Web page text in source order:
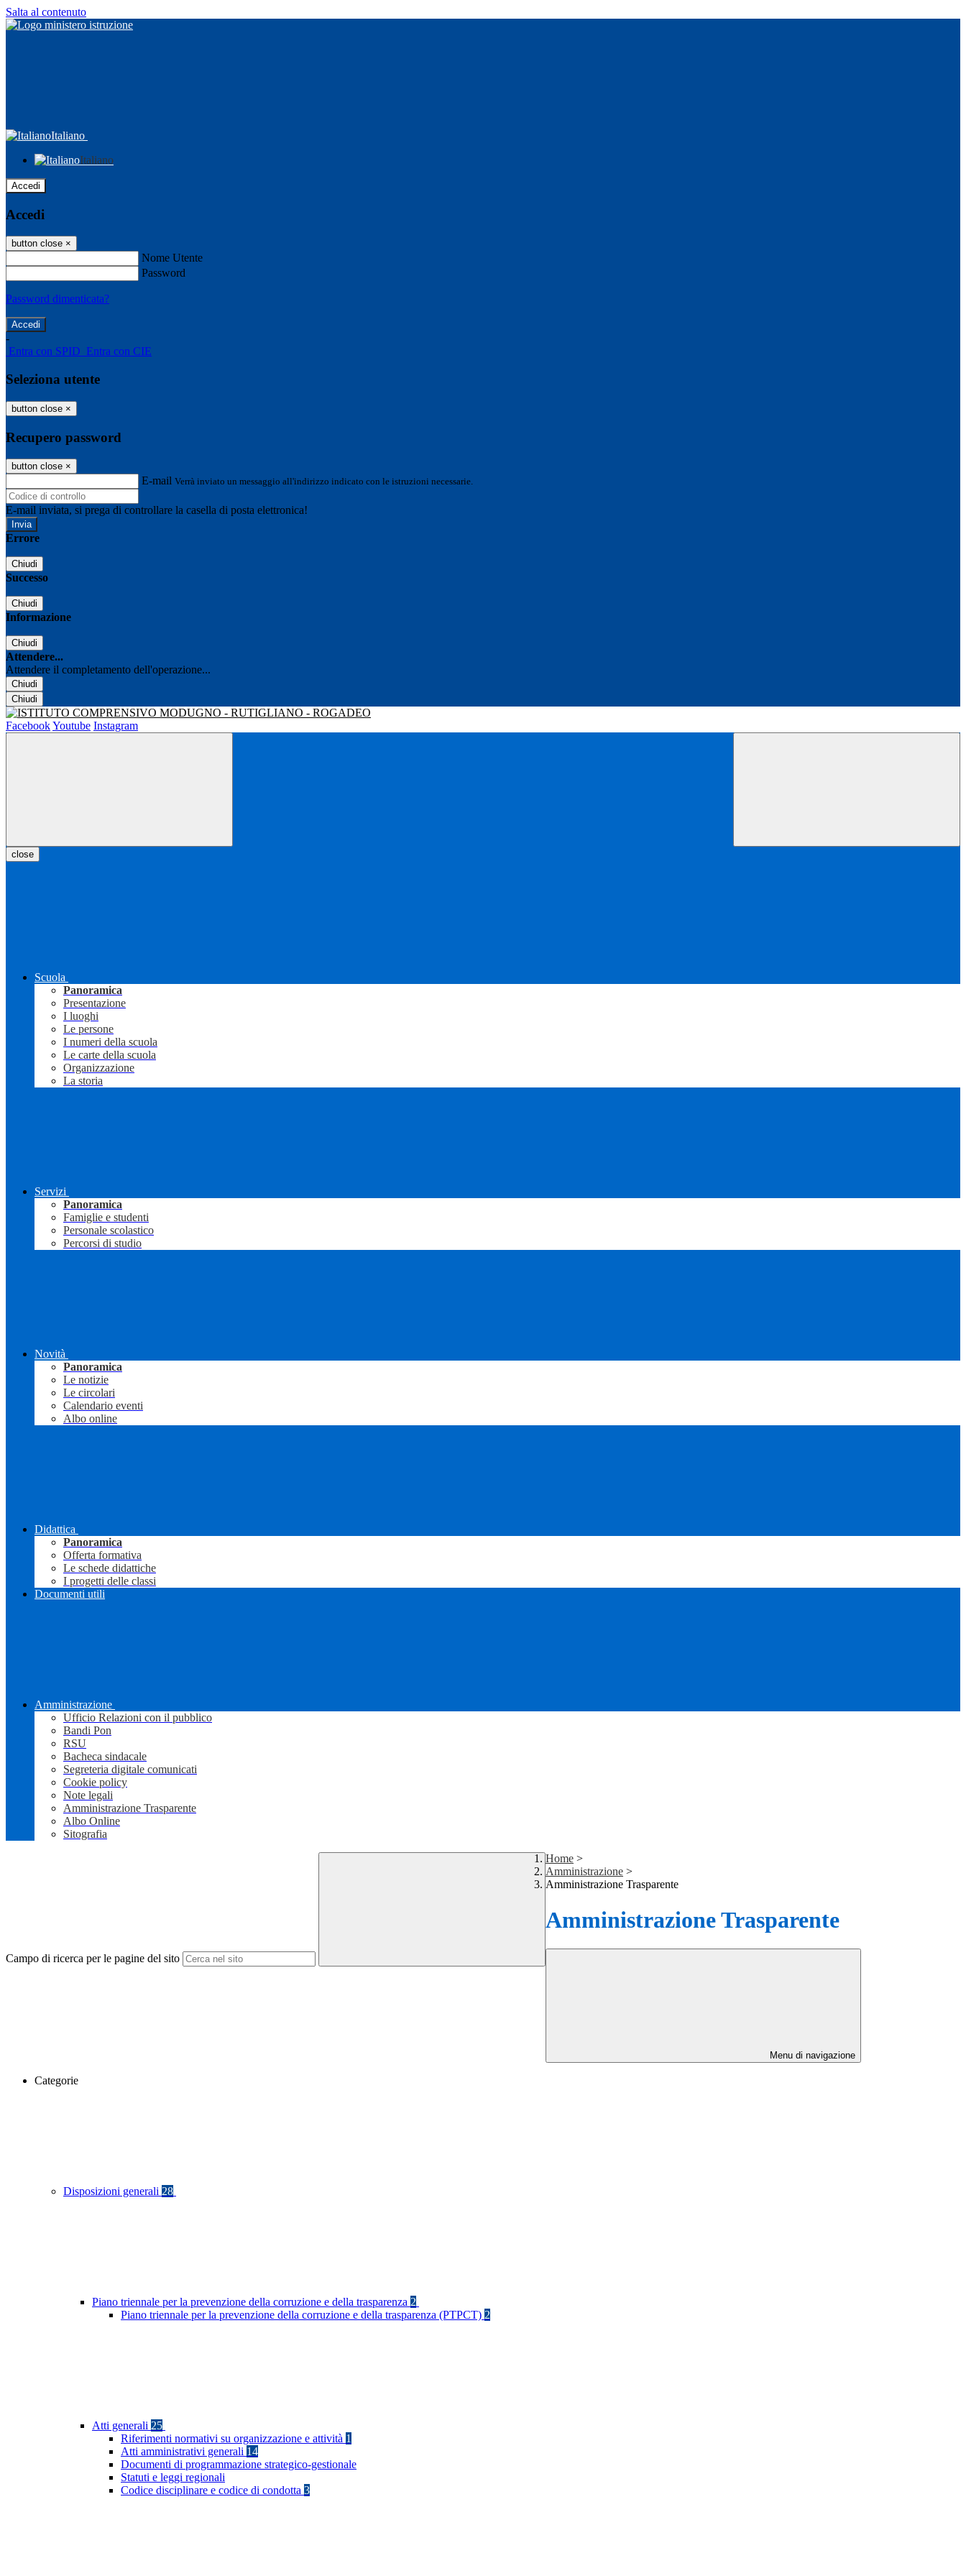
Salta al contenuto
Italiano
Italiano
Accedi
Accedi
button close ×
Nome Utente
Password
Password dimenticata?
-
Entra con SPID Entra con CIE
Seleziona utente
button close ×
Recupero password
button close ×
E-mail Verrà inviato un messaggio all'indirizzo indicato con le istruzioni necessarie.
E-mail inviata, si prega di controllare la casella di posta elettronica!
Errore
Chiudi
Successo
Chiudi
Informazione
Chiudi
Attendere...
Attendere il completamento dell'operazione...
Chiudi
Chiudi
FacebookYoutube Instagram
close
Scuola
Panoramica
Presentazione
I luoghi
Le persone
I numeri della scuola
Le carte della scuola
Organizzazione
La storia
Servizi
Panoramica
Famiglie e studenti
Personale scolastico
Percorsi di studio
Novità
Panoramica
Le notizie
Le circolari
Calendario eventi
Albo online
Didattica
Panoramica
Offerta formativa
Le schede didattiche
I progetti delle classi
Documenti utili
Amministrazione
Ufficio Relazioni con il pubblico
Bandi Pon
RSU
Bacheca sindacale
Segreteria digitale comunicati
Cookie policy
Note legali
Amministrazione Trasparente
Albo Online
Sitografia
Campo di ricerca per le pagine del sito
Home >
Amministrazione >
Amministrazione Trasparente
Amministrazione Trasparente
Menu di navigazione
Categorie
Disposizioni generali 28
Piano triennale per la prevenzione della corruzione e della trasparenza 2
Piano triennale per la prevenzione della corruzione e della trasparenza (PTPCT) 2
Atti generali 25
Riferimenti normativi su organizzazione e attività 1
Atti amministrativi generali 14
Documenti di programmazione strategico-gestionale
Statuti e leggi regionali
Codice disciplinare e codice di condotta 3